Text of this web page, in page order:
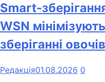
Smart-
WSN
зберіганні
Редакція01.08.2026 0